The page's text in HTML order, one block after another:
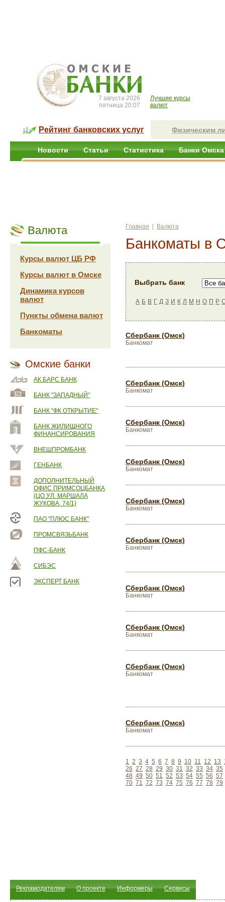
7 августа 2026
пятница 20:07
Лучшие курсы
валют
Рейтинг банковских услуг Физическим
Новости Статьи Статистика Банки Омска
Валюта
Курсы валют ЦБ РФ
Курсы валют в Омске
Динамика курсов
валют
Пункты обмена валют
Банкоматы
Омские банки
АК БАРС БАНК
БАНК "ЗАПАДНЫЙ"
БАНК "ФК ОТКРЫТИЕ"
БАНК ЖИЛИЩНОГО
ФИНАНСИРОВАНИЯ
ВНЕШПРОМБАНК
ГЕНБАНК
ДОПОЛНИТЕЛЬНЫЙ
ОФИС ПРИМСОЦБАНКА
(ЦО УЛ. МАРШАЛА
ЖУКОВА, 74/1)
ПАО "ПЛЮС БАНК"
ПРОМСВЯЗЬБАНК
ПФС-БАНК
СИБЭС
ЭКСПЕРТ БАНК
Главная Валюта
Банкоматы в
Выбрать банк
А Б В Г Д З И К Л М Н О П Р
Сбербанк (Омск)
Банкомат
Сбербанк (Омск)
Банкомат
Сбербанк (Омск)
Банкомат
Сбербанк (Омск)
Банкомат
Сбербанк (Омск)
Банкомат
Сбербанк (Омск)
Банкомат
Сбербанк (Омск)
Банкомат
Сбербанк (Омск)
Банкомат
Сбербанк (Омск)
Банкомат
Сбербанк (Омск)
Банкомат
1 2 3 4 5 6 7 8 9 10 11 12 13
26 27 28 29 30 31 32 33 34 35
48 49 50 51 52 53 54 55 56 57
70 71 72 73 74 75 76 77 78 79
Рекламодателям О проекте Информеры Сервисы